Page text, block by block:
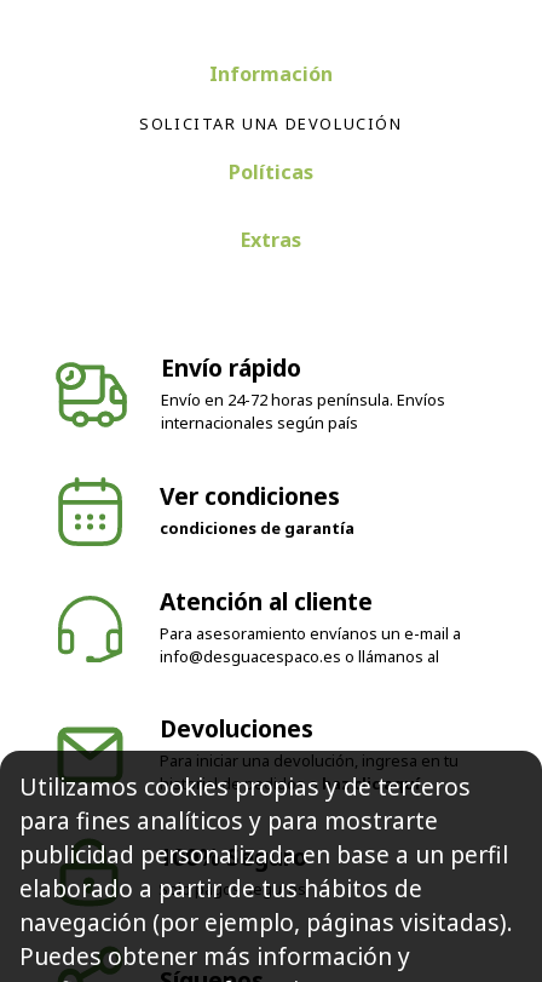
Información
SOLICITAR UNA DEVOLUCIÓN
Políticas
Extras
Envío rápido
Envío en 24-72 horas península. Envíos
internacionales según país
Ver condiciones
condiciones de garantía
Atención al cliente
Para asesoramiento envíanos un e-mail a
info@desguacespaco.es o llámanos al
Devoluciones
Para iniciar una devolución, ingresa en tu
historial de pedidos o haz clic aquí
100% Seguro
Solo pagos seguros
Utilizamos cookies propias y de terceros
para fines analíticos y para mostrarte
publicidad personalizada en base a un perfil
elaborado a partir de tus hábitos de
navegación (por ejemplo, páginas visitadas).
Puedes obtener más información y